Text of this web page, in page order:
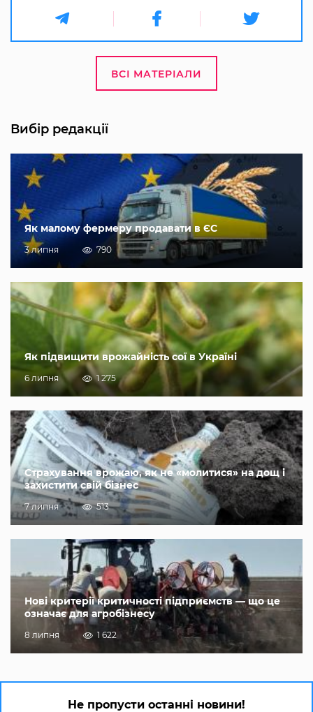
ВСІ МАТЕРІАЛИ
Вибір редакції
Як малому фермеру продавати в ЄС
3 липня 790
Як підвищити врожайність сої в Україні
6 липня 1 275
Страхування врожаю, як не «молитися» на дощ і
захистити свій бізнес
7 липня 513
Нові критерії критичності підприємств — що це
означає для агробізнесу
8 липня 1 622
Не пропусти останні новини!